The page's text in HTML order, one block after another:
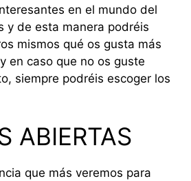
en el mundo del
y de esta manera podréis
mismos qué os gusta más
en caso que no os guste
siempre podréis escoger los
ABIERTAS
que más veremos para